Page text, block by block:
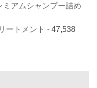
アムシャンプー詰め
ートメント - 47,538